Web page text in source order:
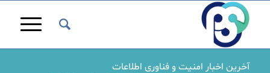
آخرین اخبار امنیت و فناوری اطلاعات